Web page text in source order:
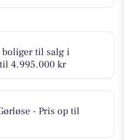
boliger til salg i
4.995.000 kr
- Pris op til